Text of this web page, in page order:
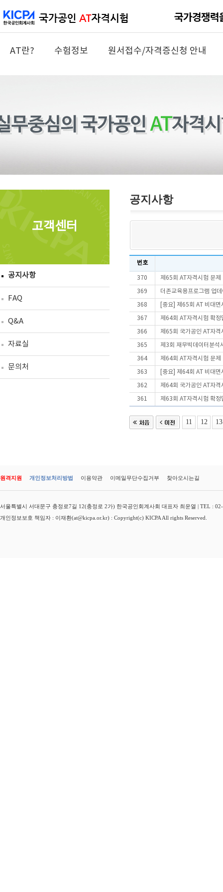
AT란? 수험정보 원서접수/자격증신청 안내
고객센터
공지사항
FAQ
Q&A
자료실
문의처
공지사항
번호
370 제65회 AT자격시험 문
369 더존교육용프로그램 업
368 [중요] 제65회 AT 비대
367 제64회 AT자격시험 확정
366 제65회 국가공인 AT자격
365 제3회 재무빅데이터분석
364 제64회 AT자격시험 문
363 [중요] 제64회 AT 비대
362 제64회 국가공인 AT자격
361 제63회 AT자격시험 확정
11 12 13
원격지원 개인정보처리방법 이용약관 이메일무단수집거부 찾아오시는길
서울특별시 서대문구 충정로7길 12(충정로 2가) 한국공인회계사회 대표자 최운열 | TEL :
개인정보보호 책임자 : 이재환(at@kicpa.or.kr) : Copyright(c) KICPA All rights Reserved.